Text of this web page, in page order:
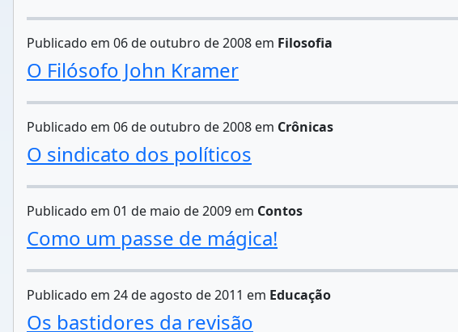
Publicado em 06 de outubro de 2008 em Filosofia
O Filósofo John Kramer
Publicado em 06 de outubro de 2008 em Crônicas
O sindicato dos políticos
Publicado em 01 de maio de 2009 em Contos
Como um passe de mágica!
Publicado em 24 de agosto de 2011 em Educação
Os bastidores da revisão